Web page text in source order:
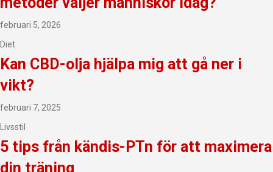
februari 5, 2026
Diet
Kan CBD-olja hjälpa mig att gå ner i
vikt?
februari 7, 2025
Livsstil
5 tips från kändis-PTn för att maximera
din träning